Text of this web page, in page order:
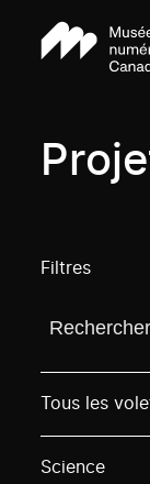
Filtres
Trouvez un
Tous les
Science